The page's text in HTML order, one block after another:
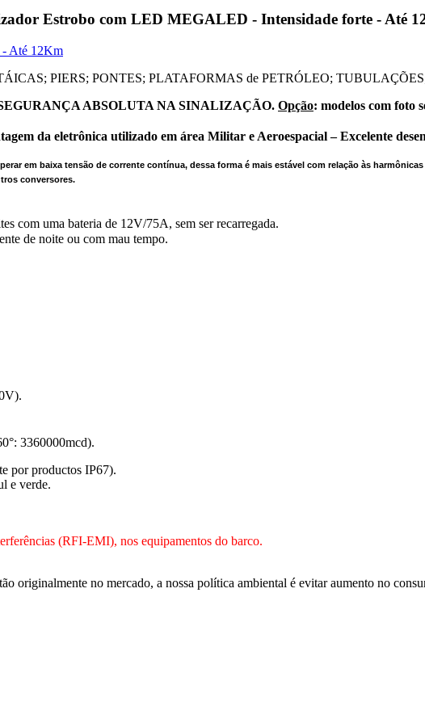
Estrobo com LED MEGALED - Intensidade forte - Até
PIERS; PONTES; PLATAFORMAS de PETRÓLEO;
ABSOLUTA NA SINALIZAÇÃO. Opção: modelos com foto
da eletrônica utilizado em área Militar e Aeroespacial – Excelente
em baixa tensão de corrente contínua, dessa forma é mais estável com relação às
conversores.
com uma bateria de 12V/75A, sem ser recarregada.
de noite ou com mau tempo.
3360000mcd).
por productos IP67).
e verde.
(RFI-EMI), nos equipamentos do barco.
originalmente no mercado, a nossa política ambiental é evitar aumento no